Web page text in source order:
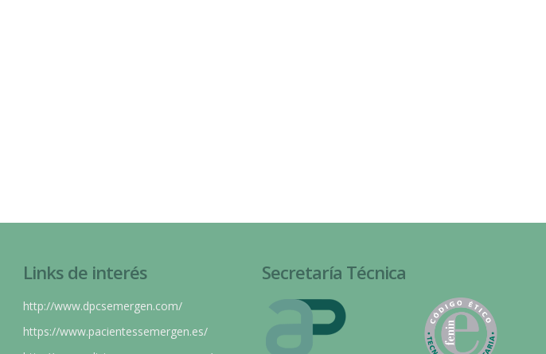
Links de interés
http://www.dpcsemergen.com/
https://www.pacientessemergen.es/
Secretaría Técnica